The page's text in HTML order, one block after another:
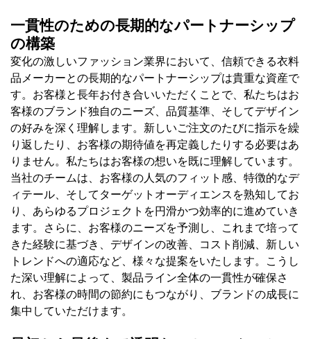
一貫性のための長期的なパートナーシップ
の構築
変化の激しいファッション業界において、信頼できる衣料
品メーカーとの長期的なパートナーシップは貴重な資産で
す。お客様と長年お付き合いいただくことで、私たちはお
客様のブランド独自のニーズ、品質基準、そしてデザイン
の好みを深く理解します。新しいご注文のたびに指示を繰
り返したり、お客様の期待値を再定義したりする必要はあ
りません。私たちはお客様の想いを既に理解しています。
当社のチームは、お客様の人気のフィット感、特徴的なデ
ィテール、そしてターゲットオーディエンスを熟知してお
り、あらゆるプロジェクトを円滑かつ効率的に進めていき
ます。さらに、お客様のニーズを予測し、これまで培って
きた経験に基づき、デザインの改善、コスト削減、新しい
トレンドへの適応など、様々な提案をいたします。こうし
た深い理解によって、製品ライン全体の一貫性が確保さ
れ、お客様の時間の節約にもつながり、ブランドの成長に
集中していただけます。